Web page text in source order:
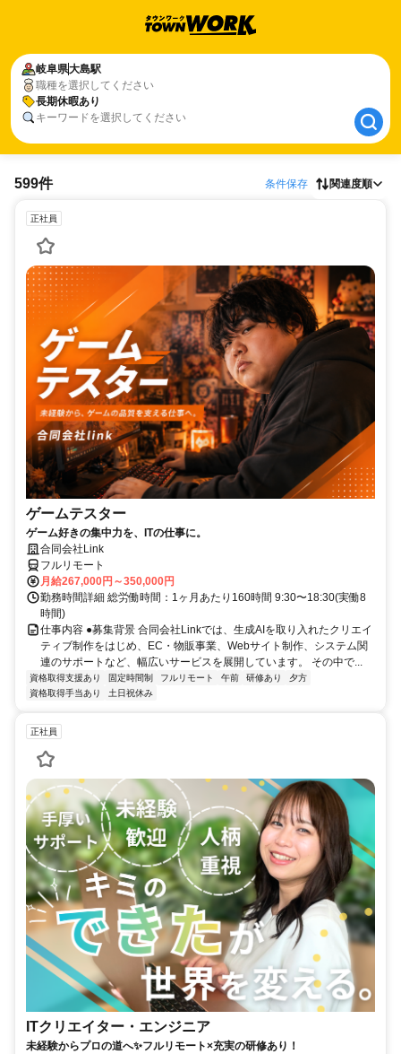
岐阜県大島駅
職種を選択してください
長期休暇あり
キーワードを選択してください
岐阜県大島駅
長期休暇あり
599件 条件保存 関連度順
正社員
ゲームテスター
ゲーム好きの集中力を、ITの仕事に。
合同会社Link
フルリモート
月給267,000円～350,000円
勤務時間詳細 総労働時間：1ヶ月あたり160時間 9:30〜18:30(実働8
時間)
仕事内容 ●募集背景 合同会社Linkでは、生成AIを取り入れたクリエイ
ティブ制作をはじめ、EC・物販事業、Webサイト制作、システム関
連のサポートなど、幅広いサービスを展開しています。 その中で...
資格取得支援あり 固定時間制 フルリモート 午前 研修あり
夕方
資格取得手当あり
土日祝休み
正社員
ITクリエイター・エンジニア
未経験からプロの道へ✨フルリモート×充実の研修あり！